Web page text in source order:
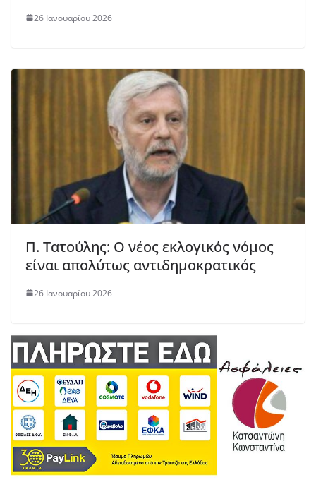
26 Ιανουαρίου 2026
Π. Τατούλης: Ο νέος εκλογικός νόμος
είναι απολύτως αντιδημοκρατικός
26 Ιανουαρίου 2026